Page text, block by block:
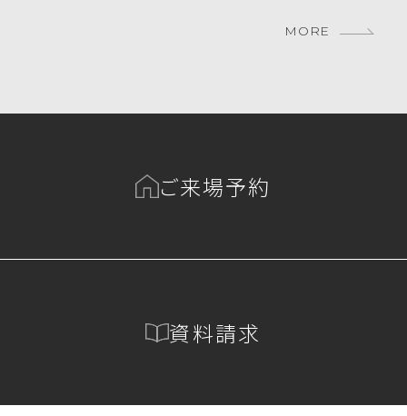
MORE
ご来場予約
資料請求